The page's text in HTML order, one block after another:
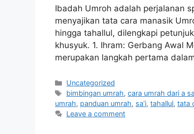
Ibadah Umroh adalah perjalanan
menyajikan tata cara manasik
hingga tahallul, dilengkapi
khusyuk. 1. Ihram: Gerbang Awal
merupakan langkah pertama
Categories
Uncategorized
Tags
bimbingan umrah,cara umrah dari a
umrah, panduan umrah, sa’i, tahallul, tata
Leave a comment